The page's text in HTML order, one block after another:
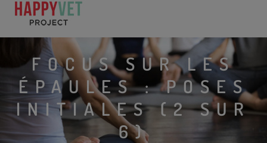
FOCUS SUR LES
ÉPAULES : POSES
INITIALES (2 SUR
6)